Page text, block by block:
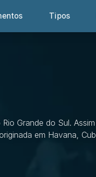
Tipos
Grande do Sul.
em Havana,